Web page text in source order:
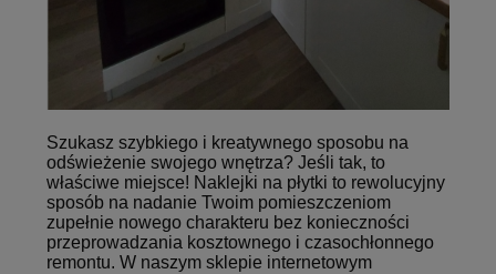
Szukasz szybkiego i kreatywnego sposobu na
odświeżenie swojego wnętrza? Jeśli tak, to
właściwe miejsce! Naklejki na płytki to rewolucyjny
sposób na nadanie Twoim pomieszczeniom
zupełnie nowego charakteru bez konieczności
przeprowadzania kosztownego i czasochłonnego
remontu. W naszym sklepie internetowym